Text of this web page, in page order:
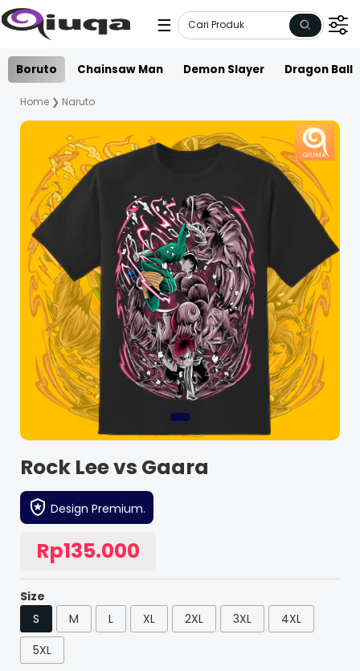
☰
Boruto Chainsaw Man Demon Slayer Dragon Ball
Home ❯ Naruto
Rock Lee vs Gaara
Design Premium.
Rp135.000
Size
S
M L XL 2XL 3XL
4XL
5XL